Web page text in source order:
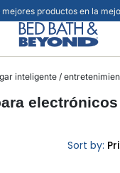
mejores productos en la
inteligente /
electrónicos
Sort by: